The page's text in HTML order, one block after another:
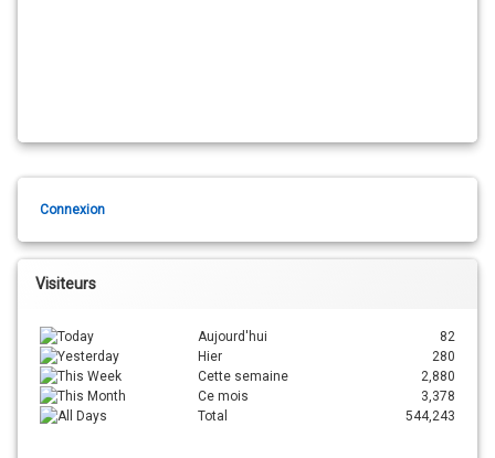
Connexion
Visiteurs
Aujourd'hui
82
Hier
280
Cette semaine
2,880
Ce mois
3,378
Total
544,243